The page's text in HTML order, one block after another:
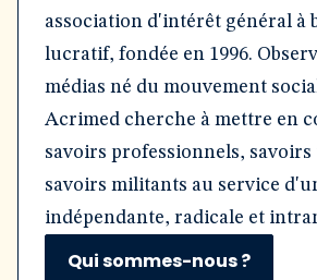
association d'intérêt général à
lucratif, fondée en 1996.
médias né du mouvement
Acrimed cherche à mettre en
savoirs professionnels,
savoirs militants au service
indépendante, radicale et
Qui sommes-nous ?